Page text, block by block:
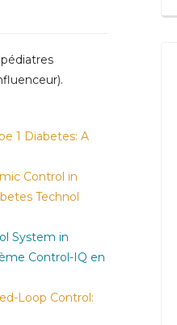
1 Diabetes: A
Control in
Technol
System in
Control-IQ en
Loop Control: